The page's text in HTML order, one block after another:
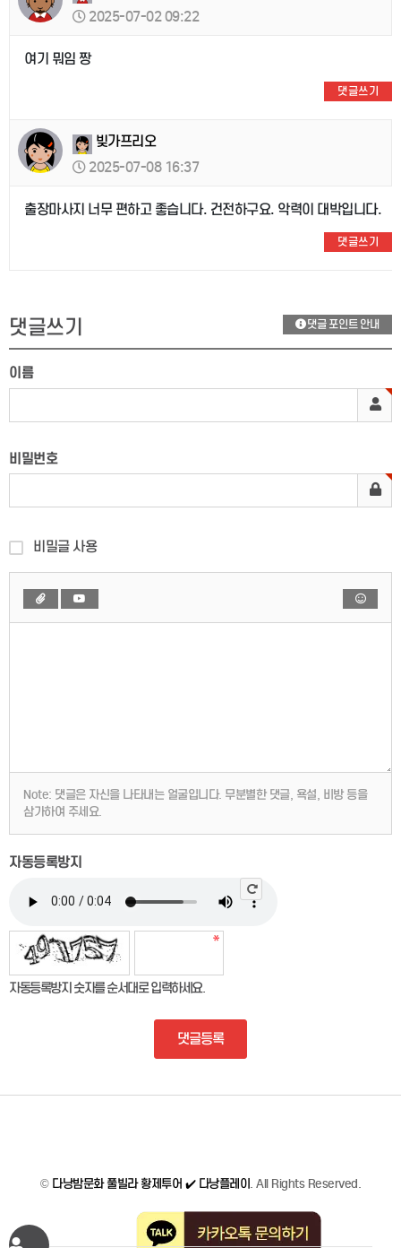
2025-07-02 09:22
여기 뭐임 짱
댓글쓰기
빚가프리오
2025-07-08 16:37
출장마사지 너무 편하고 좋습니다. 건전하구요. 악력이 대박입니다.
댓글쓰기
댓글쓰기 댓글 포인트 안내
이름
비밀번호
비밀글 사용
Note: 댓글은 자신을 나타내는 얼굴입니다. 무분별한 댓글, 욕설, 비방 등을
삼가하여 주세요.
자동등록방지
자동등록방지 숫자를 순서대로 입력하세요.
댓글등록
© 다낭밤문화 풀빌라 황제투어 ✔️ 다낭플레이 . All Rights Reserved.